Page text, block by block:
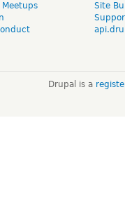
Site
Drupal is a